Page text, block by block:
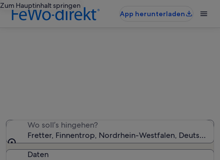
Zum Hauptinhalt springen
App herunterladen
Wo soll’s hingehen?
Fretter, Finnentrop, Nordrhein-Westfalen,
Daten